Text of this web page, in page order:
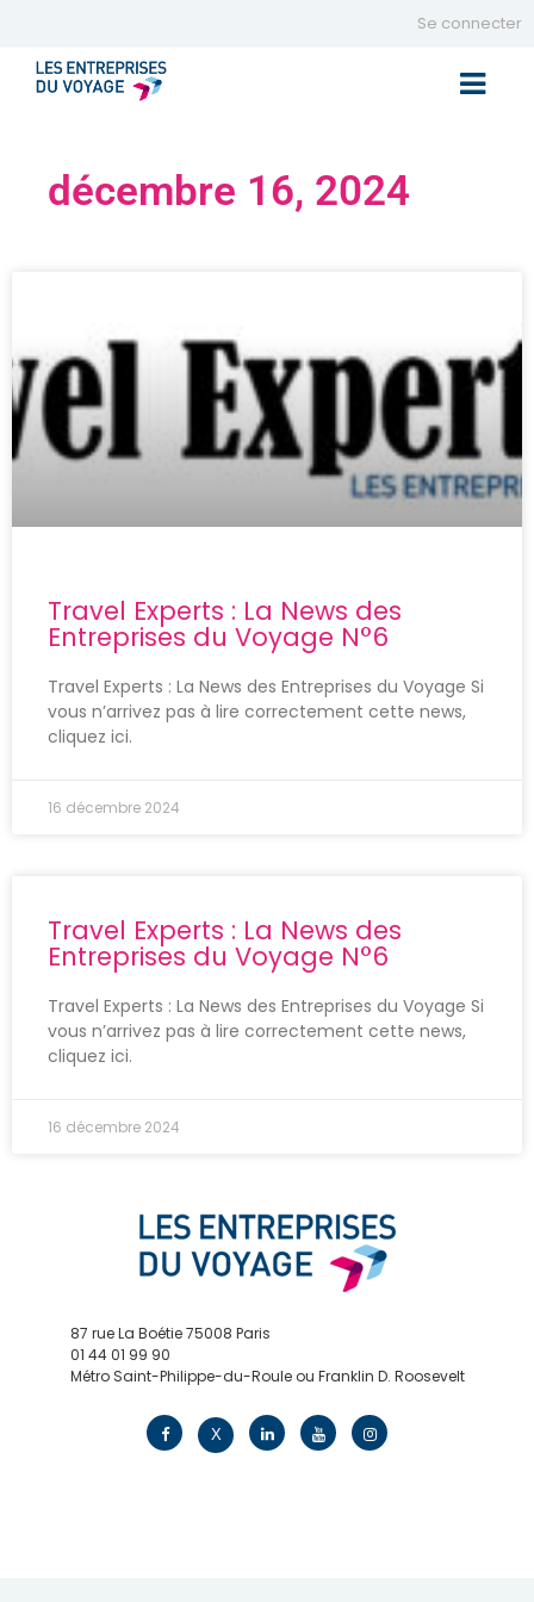
Se connecter
décembre 16, 2024
Travel Experts : La News des
Entreprises du Voyage N°6
Travel Experts : La News des Entreprises du Voyage Si
vous n’arrivez pas à lire correctement cette news,
cliquez ici.
16 décembre 2024
Travel Experts : La News des
Entreprises du Voyage N°6
Travel Experts : La News des Entreprises du Voyage Si
vous n’arrivez pas à lire correctement cette news,
cliquez ici.
16 décembre 2024
87 rue La Boétie 75008 Paris
01 44 01 99 90
Métro Saint-Philippe-du-Roule ou Franklin D. Roosevelt
X